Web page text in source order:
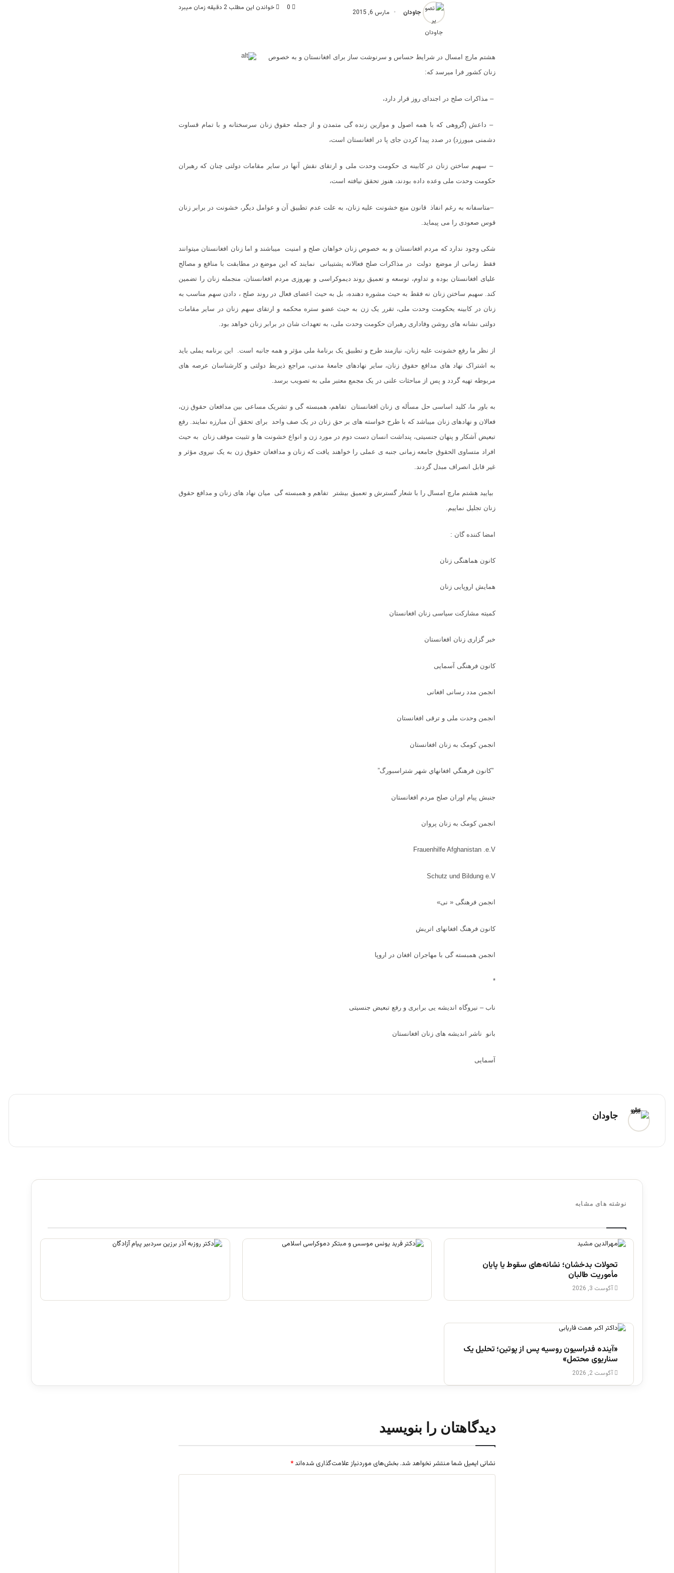
جاودان مارس 6, 2015
0 خواندن این مطلب 2 دقیقه زمان میبرد
هشتم مارچ امسال در شرایط حساس و سرنوشت ساز برای افغانستان و به خصوص
زنان کشور فرا میرسد که:
– مذاکرات صلح در اجندای روز قرار دارد،
– داعش (گروهی که با همه اصول و موازین زنده گی متمدن و از جمله حقوق زنان سرسختانه و با تمام قساوت
دشمنی میورزد) در صدد پیدا کردن جای پا در افغانستان است،
– سهیم ساختن زنان در کابینه ی حکومت وحدت ملی و ارتقای نقش آنها در سایر مقامات دولتی چنان که رهبران
حکومت وحدت ملی وعده داده بودند، ‌هنوز تحقق نیافته است،
–متاسفانه به رغم انفاذ قانون منع خشونت علیه زنان،‌ به علت عدم تطبیق آن و عوامل دیگر،‌ خشونت در برابر زنان
قوس صعودی را می پیماید
شکی وجود ندارد که مردم افغانستان و به خصوص زنان خواهان صلح و امنیت میباشند و اما زنان افغانستان میتوانند
فقط زمانی از موضع دولت
در مذاکرات صلح فعالانه پشتیبانی نمایند که این موضع در مطابقت با منافع و مصالح
علیای افغانستان بوده و تداوم، توسعه و تعمیق روند دیموکراسی و بهروزی مردم افغانستان، منجمله زنان را تضمین
کند. سهیم ساختن زنان نه فقط به حیث مشوره دهنده، بل به حیث اعضای فعال در روند صلح ،‌ دادن سهم مناسب به
زنان در کابینه یحکومت وحدت ملی،‌ تقرر یک زن به حیث عضو ستره محکمه و ارتقای سهم زنان در سایر مقامات
دولتی نشانه های روشن وفاداری رهبران حکومت وحدت ملی، ‌به تعهدات شان در برابر زنان خواهد بود.
از نظر ما رفع خشونت علیه زنان،‌ نیازمند طرح و تطبیق یک برنامۀ ملی مؤثر و همه جانبه است. این برنامه یملی باید
به اشتراک نهاد های مدافع حقوق زنان، سایر نهادهای جامعۀ مدنی،‌ مراجع ذیربط دولتی و ‌کارشناسان عرصه های
مربوطه تهیه گردد و پس از مباحثات علنی در یک مجمع معتبر ملی به تصویب برسد.
به باور ما،‌ کلید اساسی حل مسأله ی زنان افغانستان تفاهم، همبستهگی و تشریک مساعی بین مدافعان حقوق زن،
فعالان و نهادهای زنان میباشد که‌ با طرح خواسته های بر حق زنان در یک صف واحد برای تحقق آن مبارزه نمایند. رفع
تبعیض آشکار و پنهان جنسیتی، پنداشت انسان دست دوم در مورد زن و انواع خشونت ها و تثبیت موقف زنان به حیث
افراد متساوی الحقوق جامعه زمانی جنبه ی عملی را خواهند یافت که زنان و مدافعان حقوق زن به یک نیروی مؤثر و
غیر قابل انصراف مبدل گردند.
بیایید هشتم مارچ امسال را با شعار گسترش و تعمیق بیشتر تفاهم و همبستهگی‌ میان نهاد های زنان و مدافع حقوق
زنان تجلیل نماییم.
امضا کننده گان :
کانون هماهنگی زنان
همایش اروپایی زنان
کمیته مشارکت سیاسی زنان افغانستان
خبر گزاری زنان افغانستان
کانون فرهنگی آسمایی
انجمن مدد رسانی افغانی
انجمن وحدت ملی و ترقی افغانستان
انجمن کومک به زنان افغانستان
”كانون فرهنگي افغانهاي شهر شتراسبورگ”
جنبش پیام اوران صلح مردم افغانستان
انجمن کومک به زنان پروان
Frauenhilfe Afghanistan .e.V
Schutz und Bildung e.V
انجمن فرهنگی « نی»
کانون فرهنگ افغانهای اتریش
انجمن همبسته گی با مهاجران افغان در اروپا
*
ناب – نیروگاه اندیشه یی برابری و رفع تبعیض جنسیتی
بانو ناشر انديشه های زنان افغانستان
آسمایی
جاودان
نوشته های مشابه
تحولات بدخشان؛ نشانه‌های سقوط یا پایان
مأموریت طالبان
آگوست 3, 2026
«آینده فدراسیون روسیه پس از پوتین؛ تحلیل یک
سناریوی محتمل»
آگوست 2, 2026
دیدگاهتان را بنویسید
نشانی ایمیل شما منتشر نخواهد شد. بخش‌های موردنیاز علامت‌گذاری شده‌اند *